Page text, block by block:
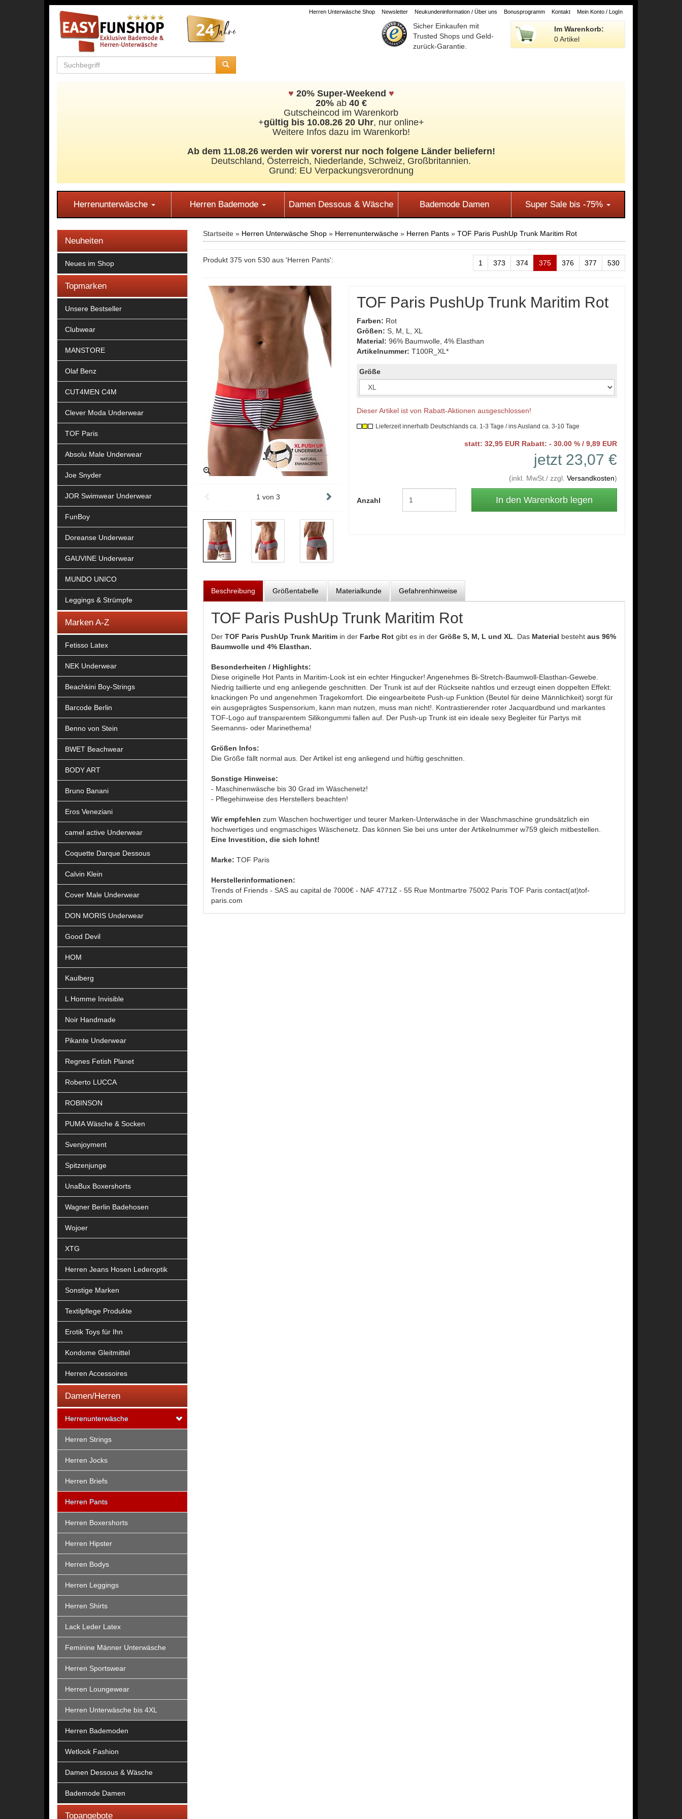
Herren Unterwäsche Shop Newsletter Neukundeninformation / Über uns Bonusprogramm Kontakt Mein Konto / LogIn
Sicher Einkaufen mit
Trusted Shops und Geld-
zurück-Garantie.
Im Warenkorb:
0 Artikel
♥ 20% Super-Weekend ♥
20%ab 40 €
Gutscheincod im Warenkorb
+gültig bis 10.08.26 20 Uhr, nur online+
Weitere Infos dazu im Warenkorb!
Ab dem 11.08.26 werden wir vorerst nur noch folgene Länder beliefern!
Deutschland, Österreich, Niederlande, Schweiz, Großbritannien.
Grund: EU Verpackungsverordnung
Herrenunterwäsche Herren Bademode Damen Dessous & Wäsche Bademode Damen Super Sale bis -75%
Neuheiten
Neues im Shop
Topmarken
Unsere Bestseller
Clubwear
MANSTORE
Olaf Benz
CUT4MEN C4M
Clever Moda Underwear
TOF Paris
Absolu Male Underwear
Joe Snyder
JOR Swimwear Underwear
FunBoy
Doreanse Underwear
GAUVINE Underwear
MUNDO UNICO
Leggings & Strümpfe
Marken A-Z
Fetisso Latex
NEK Underwear
Beachkini Boy-Strings
Barcode Berlin
Benno von Stein
BWET Beachwear
BODY ART
Bruno Banani
Eros Veneziani
camel active Underwear
Coquette Darque Dessous
Calvin Klein
Cover Male Underwear
DON MORIS Underwear
Good Devil
HOM
Kaulberg
L Homme Invisible
Noir Handmade
Pikante Underwear
Regnes Fetish Planet
Roberto LUCCA
ROBINSON
PUMA Wäsche & Socken
Svenjoyment
Spitzenjunge
UnaBux Boxershorts
Wagner Berlin Badehosen
Wojoer
XTG
Herren Jeans Hosen Lederoptik
Sonstige Marken
Textilpflege Produkte
Erotik Toys für Ihn
Kondome Gleitmittel
Herren Accessoires
Damen/Herren
Herrenunterwäsche
Herren Strings
Herren Jocks
Herren Briefs
Herren Pants
Herren Boxershorts
Herren Hipster
Herren Bodys
Herren Leggings
Herren Shirts
Lack Leder Latex
Feminine Männer Unterwäsche
Herren Sportswear
Herren Loungewear
Herren Unterwäsche bis 4XL
Herren Bademoden
Wetlook Fashion
Damen Dessous & Wäsche
Bademode Damen
Topangebote
Startseite » Herren Unterwäsche Shop » Herrenunterwäsche» Herren Pants» TOF Paris PushUp Trunk Maritim Rot
Produkt 375 von 530 aus 'Herren Pants': 1 373 374 375 376 377 530
1 von 3
TOF Paris PushUp Trunk Maritim Rot
Farben: Rot
Größen: S, M, L, XL
Material: 96% Baumwolle, 4% Elasthan
Artikelnummer: T100R_XL*
Größe
Dieser Artikel ist von Rabatt-Aktionen ausgeschlossen!
Lieferzeit innerhalb Deutschlands ca. 1-3 Tage / ins Ausland ca. 3-10 Tage
statt: 32,95 EUR Rabatt: - 30.00 % / 9,89 EUR
jetzt 23,07 €
(inkl. MwSt./ zzgl. Versandkosten)
Anzahl
Beschreibung Größentabelle Materialkunde Gefahrenhinweise
TOF Paris PushUp Trunk Maritim Rot
Der TOF Paris PushUp Trunk Maritim in der Farbe Rotgibt es in der Größe S, M, L und XL . Das Material besteht aus 96%
Baumwolle und 4% Elasthan.
Besonderheiten / Highlights:
Diese originelle Hot Pants in Maritim-Look ist ein echter Hingucker! Angenehmes Bi-Stretch-Baumwoll-Elasthan-Gewebe.
Niedrig taillierte und eng anliegende geschnitten. Der Trunk ist auf der Rückseite nahtlos und erzeugt einen doppelten Effekt:
knackingen Po und angenehmen Tragekomfort. Die eingearbeitete Push-up Funktion (Beutel für deine Männlichkeit) sorgt für
ein ausgeprägtes Suspensorium, kann man nutzen, muss man nicht!. Kontrastierender roter Jacquardbund und markantes
TOF-Logo auf transparentem Silikongummi fallen auf. Der Push-up Trunk ist ein ideale sexy Begleiter für Partys mit
Seemanns- oder Marinethema!
Größen Infos:
Die Größe fällt normal aus. Der Artikel ist eng anliegend und hüftig geschnitten.
Sonstige Hinweise:
- Maschinenwäsche bis 30 Grad im Wäschenetz!
- Pflegehinweise des Herstellers beachten!
Wir empfehlen zum Waschen hochwertiger und teurer Marken-Unterwäsche in der Waschmaschine grundsätzlich ein
hochwertiges und engmaschiges Wäschenetz. Das können Sie bei uns unter der Artikelnummer w759 gleich mitbestellen.
Eine Investition, die sich lohnt!
Marke: TOF Paris
Herstellerinformationen:
Trends of Friends - SAS au capital de 7000€ - NAF 4771Z - 55 Rue Montmartre 75002 Paris TOF Paris contact(at)tof-
paris.com